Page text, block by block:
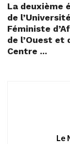
La deuxième
de l’Université
Féministe
de l’Ouest et
Centre ...
Le